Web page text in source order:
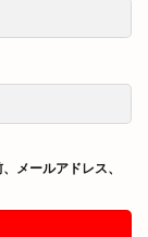
メールアドレス、